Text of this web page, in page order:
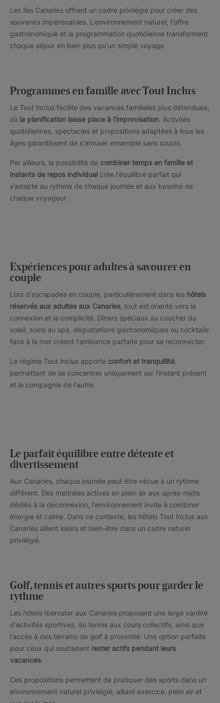
Les îles Canaries offrent un cadre privilégié pour créer des
souvenirs impérissables. L'environnement naturel, l'offre
gastronomique et la programmation quotidienne transforment
chaque séjour en bien plus qu'un simple voyage.
Programmes en famille avec Tout Inclus
Le Tout Inclus facilite des vacances familiales plus détendues,
où la planification laisse place à l'improvisation. Activités
quotidiennes, spectacles et propositions adaptées à tous les
âges garantissent de s'amuser ensemble sans soucis.
Par ailleurs, la possibilité de combiner temps en famille et
instants de repos individuel crée l'équilibre parfait qui
s'adapte au rythme de chaque journée et aux besoins de
chaque voyageur.
Expériences pour adultes à savourer en
couple
Lors d'escapades en couple, particulièrement dans les hôtels
réservés aux adultes aux Canaries , tout est orienté vers la
connexion et la complicité. Dîners spéciaux au coucher du
soleil, soins au spa, dégustations gastronomiques ou cocktails
face à la mer créent l'ambiance parfaite pour se reconnecter.
Le régime Tout Inclus apporte confort et tranquillité
permettant de se concentrer uniquement sur l'instant présent
et la compagnie de l'autre.
Le parfait équilibre entre détente et
divertissement
Aux Canaries, chaque journée peut être vécue à un rythme
différent. Des matinées actives en plein air aux après-midis
dédiés à la déconnexion, l'environnement invite à combiner
énergie et calme. Dans ce contexte, les hôtels Tout Inclus aux
Canaries allient loisirs et bien-être dans un cadre naturel
privilégié.
Golf, tennis et autres sports pour garder le
rythme
Les hôtels Iberostar aux Canaries proposent une large variété
d'activités sportives, du tennis aux cours collectifs, ainsi que
l'accès à des terrains de golf à proximité. Une option parfaite
pour ceux qui souhaitent rester actifs pendant leurs
vacances.
Ces propositions permettent de pratiquer des sports dans un
environnement naturel privilégié, alliant exercice, plein air et